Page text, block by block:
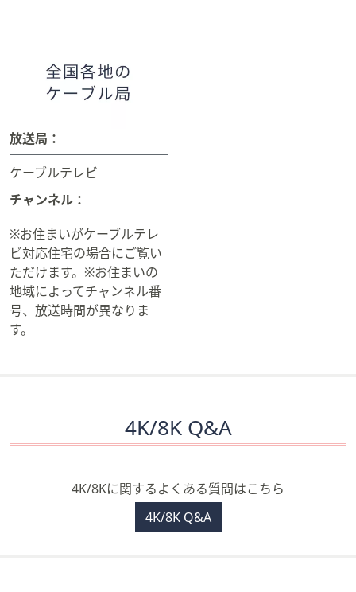
放送局：
ケーブルテレビ
チャンネル：
※お住まいがケーブルテレ
ビ対応住宅の場合にご覧い
ただけます。※お住まいの
地域によってチャンネル番
号、放送時間が異なりま
す。
4K/8K Q&A
4K/8Kに関するよくある質問はこちら
4K/8K Q&A